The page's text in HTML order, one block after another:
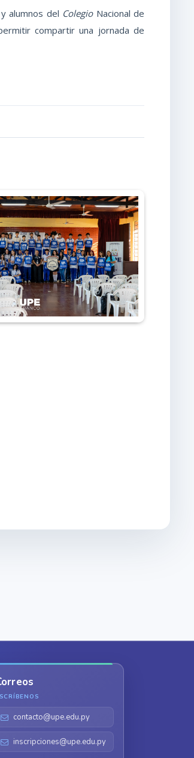
alumnos del ColegioNacional de
compartir una jornada de
contacto@upe.edu.py
inscripciones@upe.edu.py